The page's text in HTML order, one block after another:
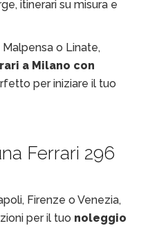
itinerari su misura e
Malpensa o Linate,
a Milano con
per iniziare il tuo
Ferrari 296
Firenze o Venezia,
per il tuo noleggio